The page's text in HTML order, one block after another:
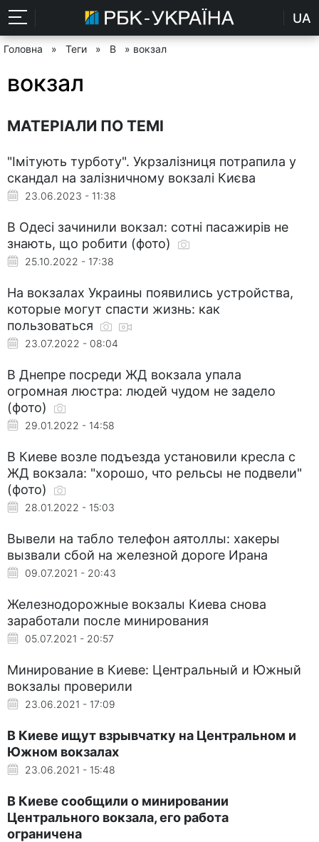
UA
Головна » Теги » В » вокзал
вокзал
МАТЕРІАЛИ ПО ТЕМІ
"Імітують турботу". Укрзалізниця потрапила у
скандал на залізничному вокзалі Києва
23.06.2023 - 11:38
В Одесі зачинили вокзал: сотні пасажирів не
знають, що робити (фото)
25.10.2022 - 17:38
На вокзалах Украины появились устройства,
которые могут спасти жизнь: как
пользоваться
23.07.2022 - 08:04
В Днепре посреди ЖД вокзала упала
огромная люстра: людей чудом не задело
(фото)
29.01.2022 - 14:58
В Киеве возле подъезда установили кресла с
ЖД вокзала: "хорошо, что рельсы не подвели"
(фото)
28.01.2022 - 15:03
Вывели на табло телефон аятоллы: хакеры
вызвали сбой на железной дороге Ирана
09.07.2021 - 20:43
Железнодорожные вокзалы Киева снова
заработали после минирования
05.07.2021 - 20:57
Минирование в Киеве: Центральный и Южный
вокзалы проверили
23.06.2021 - 17:09
В Киеве ищут взрывчатку на Центральном и
Южном вокзалах
23.06.2021 - 15:48
В Киеве сообщили о минировании
Центрального вокзала, его работа
ограничена